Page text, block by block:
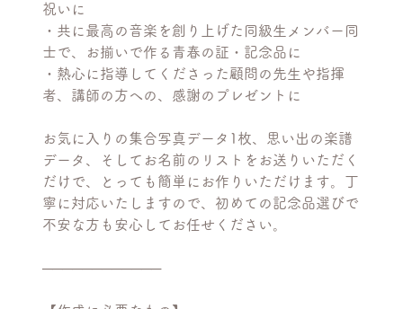
祝いに
・共に最高の音楽を創り上げた同級生メンバー同
士で、お揃いで作る青春の証・記念品に
・熱心に指導してくださった顧問の先生や指揮
者、講師の方への、感謝のプレゼントに
お気に入りの集合写真データ1枚、思い出の楽譜
データ、そしてお名前のリストをお送りいただく
だけで、とっても簡単にお作りいただけます。丁
寧に対応いたしますので、初めての記念品選びで
不安な方も安心してお任せください。
────────────